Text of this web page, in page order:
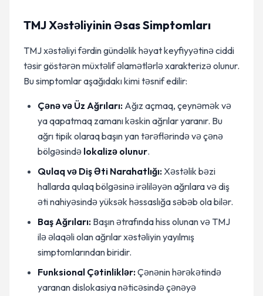
TMJ Xəstəliyinin Əsas Simptomları
TMJ xəstəliyi fərdin gündəlik həyat keyfiyyətinə ciddi
təsir göstərən müxtəlif əlamətlərlə xarakterizə olunur.
Bu simptomlar aşağıdakı kimi təsnif edilir:
Çənə və Üz Ağrıları: Ağız açmaq, çeynəmək və
ya qapatmaq zamanı kəskin ağrılar yaranır. Bu
ağrı tipik olaraq başın yan tərəflərində və çənə
bölgəsində lokalizə olunur.
Qulaq və Diş Əti Narahatlığı:Xəstəlik bəzi
hallarda qulaq bölgəsinə irəliləyən ağrılara və diş
əti nahiyəsində yüksək həssaslığa səbəb ola bilər.
Baş Ağrıları: Başın ətrafında hiss olunan və TMJ
ilə əlaqəli olan ağrılar xəstəliyin yayılmış
simptomlarından biridir.
Funksional Çətinliklər:Çənənin hərəkətində
yaranan dislokasiya nəticəsində çənəyə